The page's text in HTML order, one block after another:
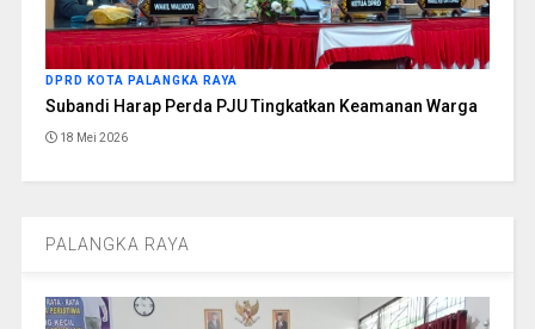
DPRD KOTA PALANGKA RAYA
Subandi Harap Perda PJU Tingkatkan Keamanan Warga
18 Mei 2026
PALANGKA RAYA